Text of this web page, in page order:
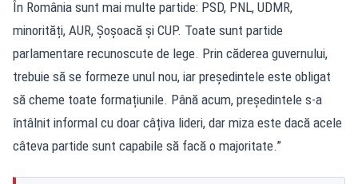
În România sunt mai multe partide: PSD, PNL, UDMR,
minorități, AUR, Șoșoacă și CUP. Toate sunt partide
parlamentare recunoscute de lege. Prin căderea guvernului,
trebuie să se formeze unul nou, iar președintele este obligat
să cheme toate formațiunile. Până acum, președintele s-a
întâlnit informal cu doar câțiva lideri, dar miza este dacă acele
câteva partide sunt capabile să facă o majoritate.”